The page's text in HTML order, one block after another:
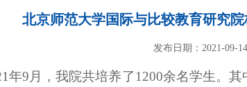
北京师范大学国际与比较教育研究
发布日期：2021-09-14
年9月，我院共培养了1200余名学生。其